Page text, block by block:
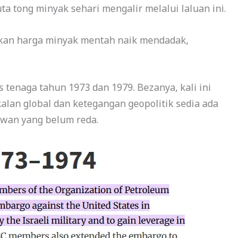
tong minyak sehari mengalir melalui laluan ini.
harga minyak mentah naik mendadak,
tahun 1973 dan 1979. Bezanya, kali ini
global dan ketegangan geopolitik sedia ada
yang belum reda.